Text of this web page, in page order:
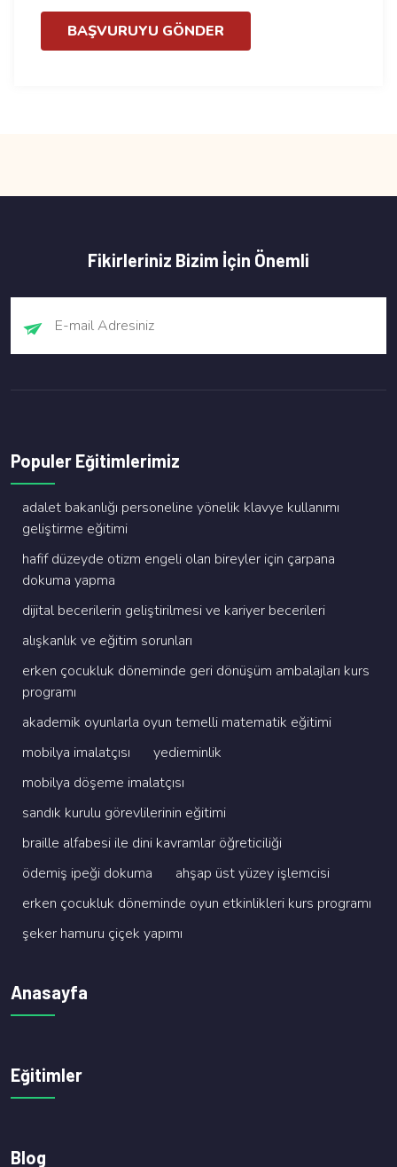
BAŞVURUYU GÖNDER
Fikirleriniz Bizim İçin Önemli
Populer Eğitimlerimiz
adalet bakanliği personeli̇ne yöneli̇k klavye kullanimi
geli̇şti̇rme eği̇ti̇mi̇
hafi̇f düzeyde oti̇zm engeli̇ olan bi̇reyler i̇çi̇n çarpana
dokuma yapma
di̇ji̇tal beceri̇leri̇n geli̇şti̇ri̇lmesi̇ ve kari̇yer beceri̇leri̇
alişkanlik ve eği̇ti̇m sorunlari
erken çocukluk dönemi̇nde geri̇ dönüşüm ambalajlari kurs
programi
akademi̇k oyunlarla oyun temelli̇ matemati̇k eği̇ti̇mi̇
mobi̇lya i̇malatçisi
yedi̇emi̇nli̇k
mobi̇lya döşeme i̇malatçisi
sandik kurulu görevli̇leri̇ni̇n eği̇ti̇mi̇
brai̇lle alfabesi̇ i̇le di̇ni̇ kavramlar öğreti̇ci̇li̇ği̇
ödemi̇ş i̇peği̇ dokuma
ahşap üst yüzey i̇şlemci̇si̇
erken çocukluk dönemi̇nde oyun etki̇nli̇kleri̇ kurs programi
şeker hamuru çi̇çek yapimi
Anasayfa
Eğitimler
Blog